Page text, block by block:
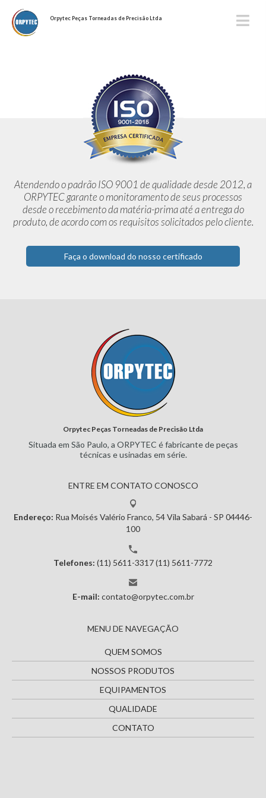
Orpytec Peças Torneadas de Precisão Ltda
Atendendo o padrão ISO 9001 de qualidade desde 2012,a
ORPYTEC garante o monitoramento de seus processos
desde orecebimento da matéria-prima até a entrega do
produto, de acordocom os requisitos solicitados pelo cliente.
Faça o download do nosso certificado
Orpytec Peças Torneadas de Precisão Ltda
Situada em São Paulo, a ORPYTEC é fabricante de peças
técnicas eusinadas em série.
ENTRE EM CONTATO CONOSCO
Endereço: Rua Moisés Valério Franco, 54Vila Sabará - SP 04446-
100
Telefones: (11) 5611-3317(11) 5611-7772
E-mail: contato@orpytec.com.br
MENU DE NAVEGAÇÃO
QUEM SOMOS
NOSSOS PRODUTOS
EQUIPAMENTOS
QUALIDADE
CONTATO